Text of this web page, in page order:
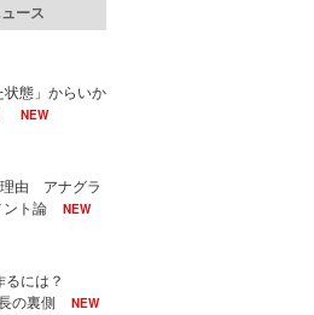
ース
態」からいか
NEW
理由 アナグラ
ント論
NEW
には？
の裏側
NEW